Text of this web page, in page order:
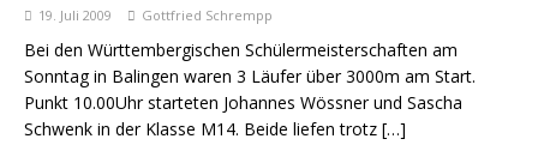
19. Juli 2009 Gottfried Schrempp
Bei den Württembergischen Schülermeisterschaften am
Sonntag in Balingen waren 3 Läufer über 3000m am Start.
Punkt 10.00Uhr starteten Johannes Wössner und Sascha
Schwenk in der Klasse M14. Beide liefen trotz […]